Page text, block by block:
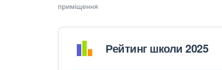
приміщення
Рейтинг школи 2025